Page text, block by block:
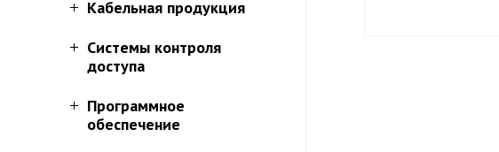
Кабельная продукция
Системы контроля
доступа
Программное
обеспечение